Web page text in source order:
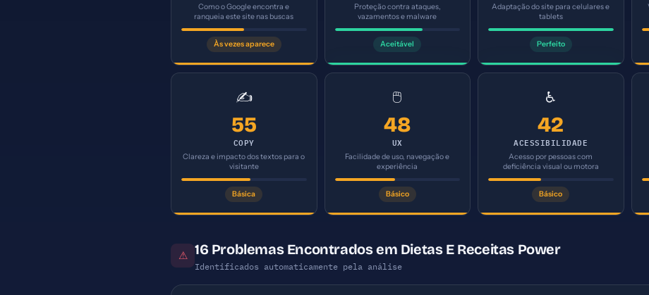
Como o Google encontra e
ranqueia este site nas buscas
Às vezes aparece
Proteção contra ataques,
vazamentos e malware
Aceitável
Adaptação do site para celulares e
tablets
Perfeito
✍️
55
COPY
Clareza e impacto dos textos para o
visitante
Básica
🖱️
48
UX
Facilidade de uso, navegação e
experiência
Básico
♿
42
ACESSIBILIDADE
Acesso por pessoas com
deficiência visual ou motora
Básico
⚠ 16 Problemas Encontrados em Dietas E Receitas Power
Identificados automaticamente pela análise